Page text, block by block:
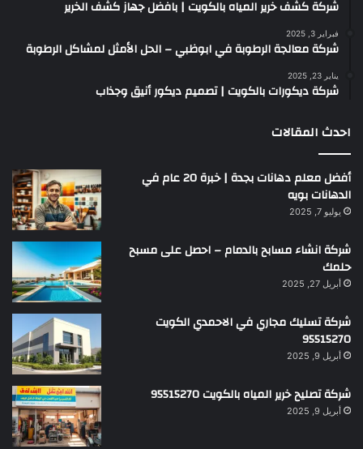
شركة كشف خرير المياه بالكويت | بافضل جهاز كشف الخرير
فبراير 3, 2025
شركة معالجة الرطوبة في ابوظبي – الحل الأمثل لمشاكل الرطوبة
يناير 23, 2025
شركة ديكورات بالكويت | تصميم ديكور أنيق وجذاب
احدث المقالات
أفضل معلم دهانات بجدة | خبرة 20 عام في
الدهانات بويه
يوليو 7, 2025
شركة انشاء مسابح بالدمام – احصل على مسبح
حلمك
أبريل 27, 2025
شركة تسليك مجاري في الاحمدي الكويت
95515270
أبريل 9, 2025
شركة تصليح خرير المياه بالكويت 95515270
أبريل 9, 2025